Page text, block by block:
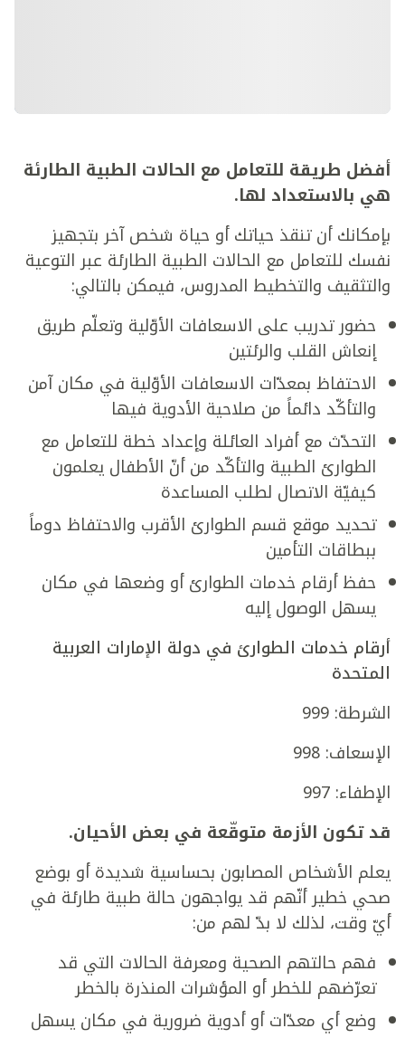
أفضل طريقة للتعامل مع الحالات الطبية الطارئة
هي بالاستعداد لها.
بإمكانك أن تنقذ حياتك أو حياة شخص آخر بتجهيز
نفسك للتعامل مع الحالات الطبية الطارئة عبر التوعية
والتثقيف والتخطيط المدروس، فيمكن بالتالي:
حضور تدريب على الاسعافات الأوّلية وتعلّم طريق
إنعاش القلب والرئتين
الاحتفاظ بمعدّات الاسعافات الأوّلية في مكان آمن
والتأكّد دائماً من صلاحية الأدوية فيها
التحدّث مع أفراد العائلة وإعداد خطة للتعامل مع
الطوارئ الطبية والتأكّد من أنّ الأطفال يعلمون
كيفيّة الاتصال لطلب المساعدة
تحديد موقع قسم الطوارئ الأقرب والاحتفاظ دوماً
ببطاقات التأمين
حفظ أرقام خدمات الطوارئ أو وضعها في مكان
يسهل الوصول إليه
أرقام خدمات الطوارئ في دولة الإمارات العربية
المتحدة
الشرطة: 999
الإسعاف: 998
الإطفاء: 997
قد تكون الأزمة متوقّعة في بعض الأحيان.
يعلم الأشخاص المصابون بحساسية شديدة أو بوضع
صحي خطير أنّهم قد يواجهون حالة طبية طارئة في
أيّ وقت، لذلك لا بدّ لهم من:
فهم حالتهم الصحية ومعرفة الحالات التي قد
تعرّضهم للخطر أو المؤشرات المنذرة بالخطر
وضع أي معدّات أو أدوية ضرورية في مكان يسهل